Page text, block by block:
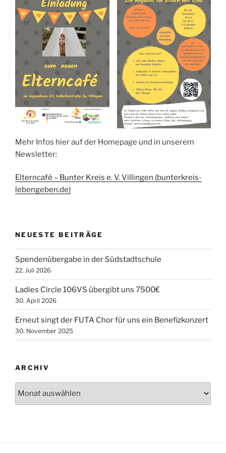
Mehr Infos hier auf der Homepage und in unserem
Newsletter:
Elterncafé – Bunter Kreis e. V. Villingen (bunterkreis-
lebengeben.de)
NEUESTE BEITRÄGE
Spendenübergabe in der Südstadtschule
22. Juli 2026
Ladies Circle 106VS übergibt uns 7500€
30. April 2026
Erneut singt der FUTA Chor für uns ein Benefizkonzert
30. November 2025
ARCHIV